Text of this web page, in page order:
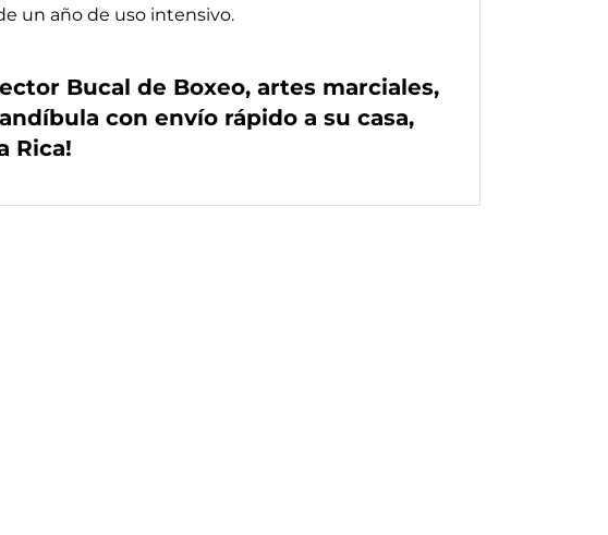
un año de uso intensivo.
Bucal de Boxeo, artes marciales,
con envío rápido a su casa,
Rica!